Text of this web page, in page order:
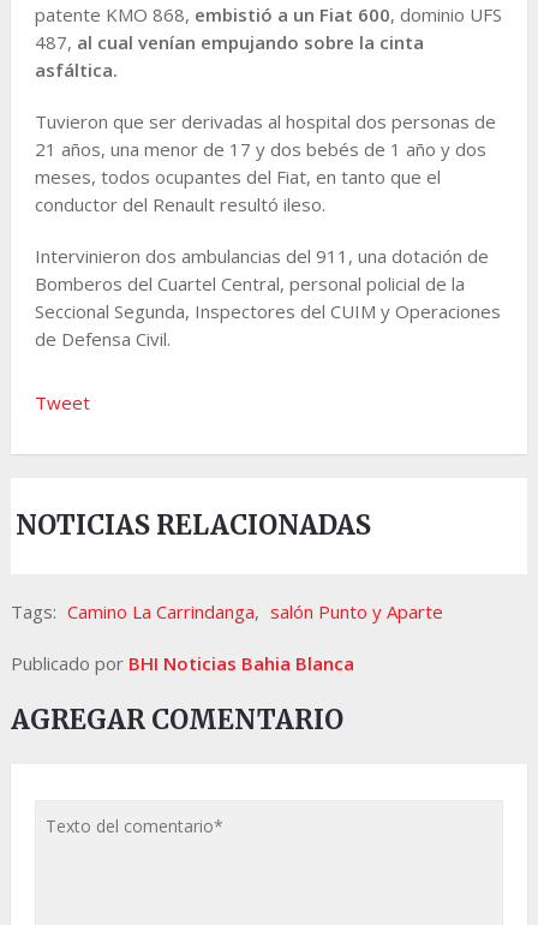
patente KMO 868, embistió a un Fiat 600, dominio UFS
487, al cual venían empujando sobre la cinta
asfáltica.
Tuvieron que ser derivadas al hospital dos personas de
21 años, una menor de 17 y dos bebés de 1 año y dos
meses, todos ocupantes del Fiat, en tanto que el
conductor del Renault resultó ileso.
Intervinieron dos ambulancias del 911, una dotación de
Bomberos del Cuartel Central, personal policial de la
Seccional Segunda, Inspectores del CUIM y Operaciones
de Defensa Civil.
Tweet
NOTICIAS RELACIONADAS
Tags: Camino La Carrindanga, salón Punto y Aparte
Publicado por BHI Noticias Bahia Blanca
AGREGAR COMENTARIO